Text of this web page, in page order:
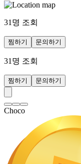
31 명 조회
찜하기 문의하기
31 명 조회
찜하기 문의하기
Choco